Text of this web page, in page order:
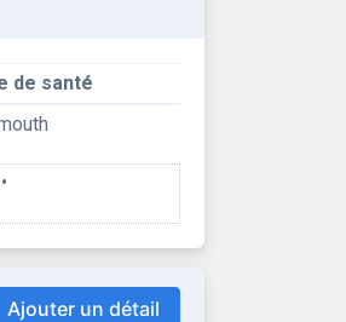
de santé
•
Ajouter un détail